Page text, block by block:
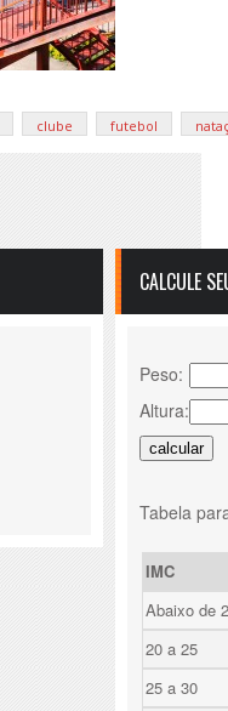
clube futebol
CALCULE
Peso:
Altura:
Tabela
IMC
Abaixo de
20 a 25
25 a 30